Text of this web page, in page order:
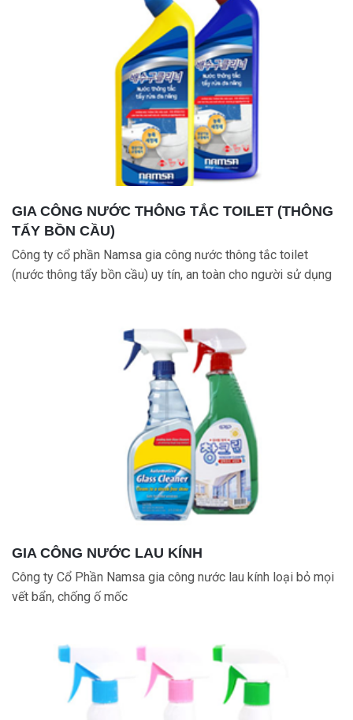
GIA CÔNG NƯỚC THÔNG TẮC TOILET (THÔNG
TẨY BỒN CẦU)
Công ty cổ phần Namsa gia công nước thông tắc toilet
(nước thông tẩy bồn cầu) uy tín, an toàn cho người sử dụng
GIA CÔNG NƯỚC LAU KÍNH
Công ty Cổ Phần Namsa gia công nước lau kính loại bỏ mọi
vết bẩn, chống ố mốc